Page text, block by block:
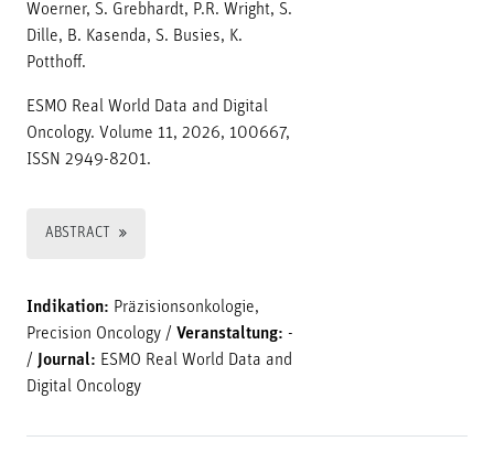
Woerner, S. Grebhardt, P.R. Wright, S.
Dille, B. Kasenda, S. Busies, K.
Potthoff.
ESMO Real World Data and Digital
Oncology. Volume 11, 2026, 100667,
ISSN 2949-8201.
ABSTRACT
Indikation: Präzisionsonkologie,
Precision Oncology / Veranstaltung: -
/
Journal: ESMO Real World Data and
Digital Oncology